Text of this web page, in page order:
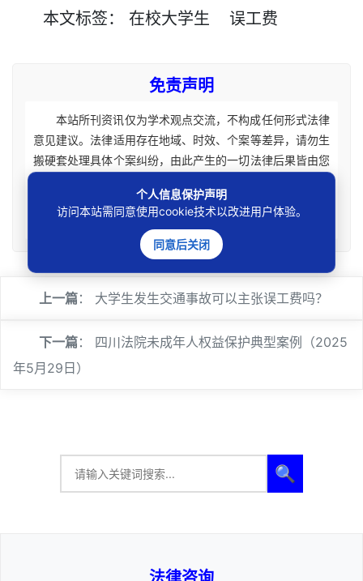
本文标签： 在校大学生 误工费
免责声明
本站所刊资讯仅为学术观点交流，不构成任何形式法律
意见建议。法律适用存在地域、时效、个案等差异，请勿生
搬硬套处理具体个案纠纷，由此产生的一切法律后果皆由您
业律师获取针对性法律意见。本站刊载内容版权归原权利
人，如涉及您的权益可联系处理。
上一篇： 大学生发生交通事故可以主张误工费吗？
下一篇： 四川法院未成年人权益保护典型案例（2025
年5月29日）
🔍
个人信息保护声明
访问本站需同意使用cookie技术以改进用户体验。
同意后关闭